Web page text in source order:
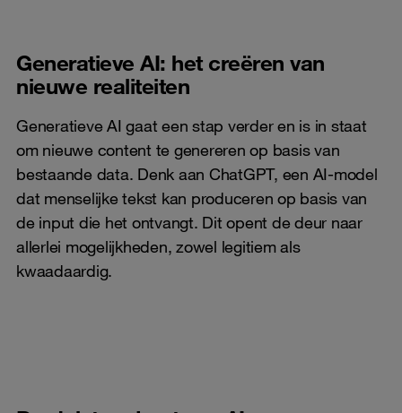
Generatieve AI: het creëren van
nieuwe realiteiten
Generatieve AI gaat een stap verder en is in staat
om nieuwe content te genereren op basis van
bestaande data. Denk aan ChatGPT, een AI-model
dat menselijke tekst kan produceren op basis van
de input die het ontvangt. Dit opent de deur naar
allerlei mogelijkheden, zowel legitiem als
kwaadaardig.